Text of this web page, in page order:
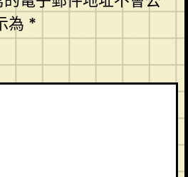
為 *